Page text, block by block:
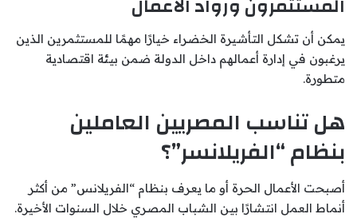
المستثمرون ورواد الأعمال
يمكن أن تشكل التأشيرة الخضراء خيارًا مهمًا للمستثمرين الذين
يرغبون في إدارة أعمالهم داخل الدولة ضمن بيئة اقتصادية
متطورة.
هل تناسب المصريين العاملين
بنظام “الفريلانسر”؟
أصبحت الأعمال الحرة أو ما يعرف بنظام “الفريلانس” من أكثر
أنماط العمل انتشارًا بين الشباب المصري خلال السنوات الأخيرة.